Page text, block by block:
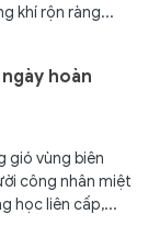
khí rộn ràng...
hoàn
gió vùng biên
công nhân miệt
học liên cấp,...